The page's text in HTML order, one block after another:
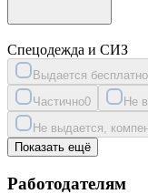
Спецодежда и СИЗ
Выдается бесплатно
Частично0 Не
Не выдается,
Показать ещё
Работодателям